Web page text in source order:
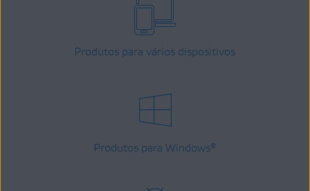
Produtos para vários dispositivos
Produtos para Windows®